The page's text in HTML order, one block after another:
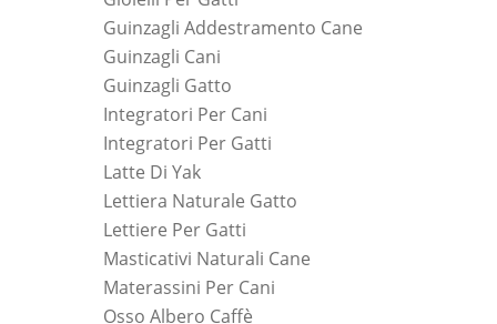
Guinzagli Addestramento Cane
Guinzagli Cani
Guinzagli Gatto
Integratori Per Cani
Integratori Per Gatti
Latte Di Yak
Lettiera Naturale Gatto
Lettiere Per Gatti
Masticativi Naturali Cane
Materassini Per Cani
Osso Albero Caffè